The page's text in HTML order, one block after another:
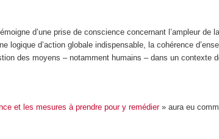
d’une prise de conscience concernant l’ampleur
logique d’action globale indispensable, la cohérence
des moyens – notamment humains – dans un contexte
et les mesures à prendre pour y remédier» aura eu